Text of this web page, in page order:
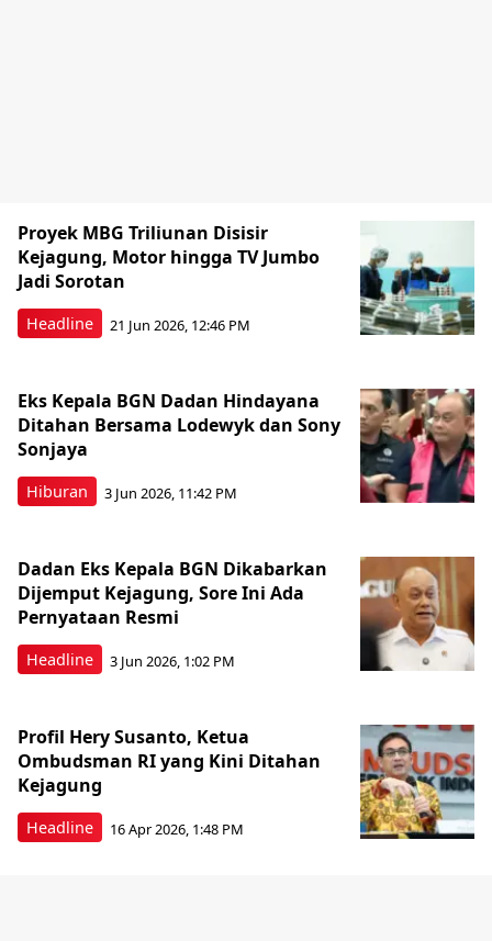
Headline
Proyek MBG Triliunan Disisir
Kejagung, Motor hingga TV Jumbo
Jadi Sorotan
21 Jun 2026, 12:46 PM
Hiburan
Eks Kepala BGN Dadan Hindayana
Ditahan Bersama Lodewyk dan Sony
Sonjaya
3 Jun 2026, 11:42 PM
Headline
Dadan Eks Kepala BGN Dikabarkan
Dijemput Kejagung, Sore Ini Ada
Pernyataan Resmi
3 Jun 2026, 1:02 PM
Headline
Profil Hery Susanto, Ketua
Ombudsman RI yang Kini Ditahan
Kejagung
16 Apr 2026, 1:48 PM